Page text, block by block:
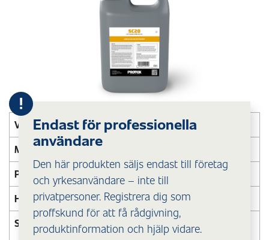
VAR
Inomhus/utomhus
MOT
Sot, olja, fett
PÅ
Vattentåliga ytor
HUR
Mekanisk bearbetning, lågtrycksspruta
SPÄDNING
(Brand/sot) 0,5 - 1 dl per 1 liter vatten,
(skumpåläggning/högtryck/grovrengöring)
Endast för professionella
användare
Den här produkten säljs endast till företag
och yrkesanvändare – inte till
privatpersoner. Registrera dig som
proffskund för att få rådgivning,
produktinformation och hjälp vidare.